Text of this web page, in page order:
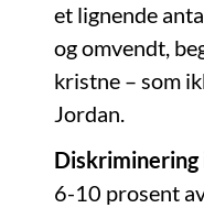
et lignende
og omvendt,
kristne – som
Jordan.
Diskriminering
6-10 prosent